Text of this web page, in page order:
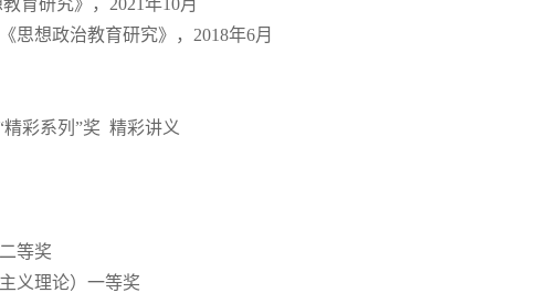
育研究》，2021年10月
思想政治教育研究》，2018年6月
精彩系列”奖 精彩讲义
等奖
义理论）一等奖